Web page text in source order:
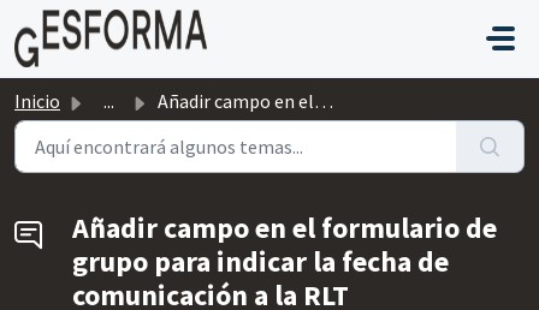
Saltar al contenido principal
Inicio ... Añadir campo en el formulario de grupo para indicar la fe...
Añadir campo en el formulario de
grupo para indicar la fecha de
comunicación a la RLT